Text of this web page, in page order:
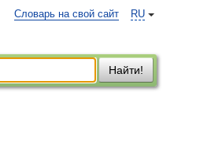
RU
Словарь на свой сайт
Найти!